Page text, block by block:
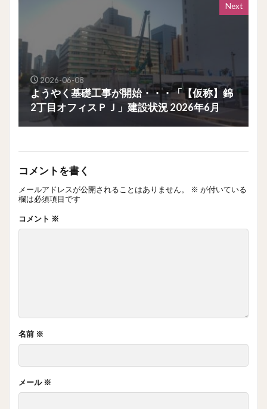
Next
2026-06-08
ようやく基礎工事が開始・・・「【仮称】錦
2丁目オフィスＰＪ」建設状況 2026年6月
コメントを書く
メールアドレスが公開されることはありません。 ※ が付いている
欄は必須項目です
コメント ※
名前 ※
メール ※